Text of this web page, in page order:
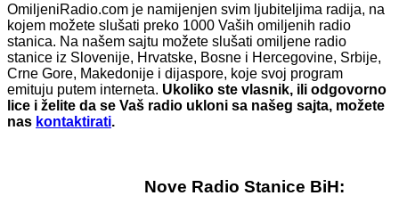
OmiljeniRadio.com je namijenjen svim ljubiteljima radija, na
kojem možete slušati preko 1000 Vaših omiljenih radio
stanica. Na našem sajtu možete slušati omiljene radio
stanice iz Slovenije, Hrvatske, Bosne i Hercegovine, Srbije,
Crne Gore, Makedonije i dijaspore, koje svoj program
emituju putem interneta. Ukoliko ste vlasnik, ili odgovorno
lice i želite da se Vaš radio ukloni sa našeg sajta, možete
nas kontaktirati.
Nove Radio Stanice BiH: